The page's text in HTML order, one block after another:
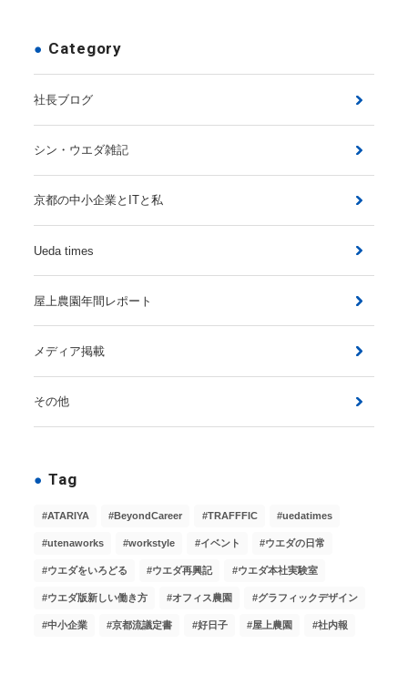
Category
社長ブログ
シン・ウエダ雑記
京都の中小企業とITと私
Ueda times
屋上農園年間レポート
メディア掲載
その他
Tag
ATARIYA BeyondCareer TRAFFFIC uedatimes
utenaworks workstyle イベント ウエダの日常
ウエダをいろどる ウエダ再興記 ウエダ本社実験室
ウエダ版新しい働き方 オフィス農園 グラフィックデザイン
中小企業 京都流議定書 好日子 屋上農園 社内報